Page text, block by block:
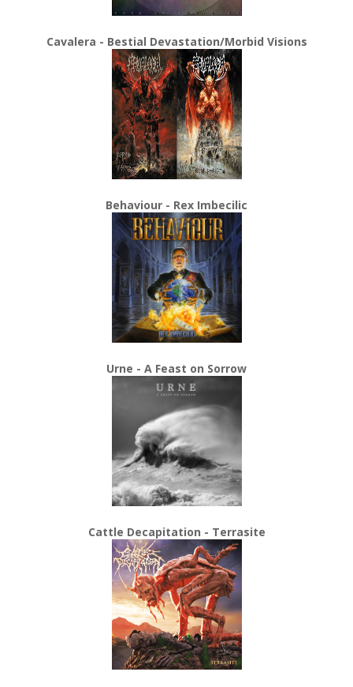
Cavalera - Bestial Devastation/Morbid Visions
Behaviour - Rex Imbecilic
Urne - A Feast on Sorrow
Cattle Decapitation - Terrasite